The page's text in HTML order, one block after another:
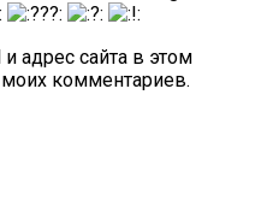
адрес сайта в этом
комментариев.